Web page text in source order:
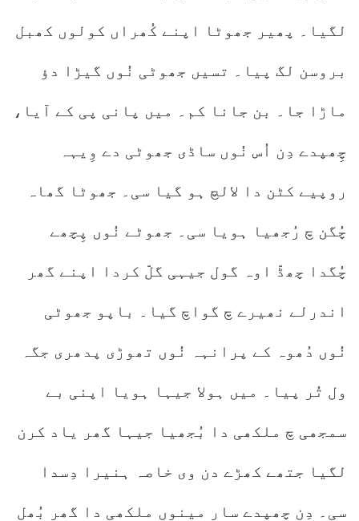
لگیا۔ پھیر جھوٹا اپنے کُھراں کولوں کھبل
بروسن لگ پیا۔ تسیں جھوٹی نُوں گیڑا دؤ
ماڑا جا۔ بن جانا کم۔ میں پانی پی کے آیا،
چِھپدے دِن اُس نُوں ساڈی جھوٹی دے وِیہہ
روپیے کٹن دا لالچ ہو گیا سی۔ جھوٹا گھاہ
چُگن چ رُجھیا ہویا سی۔ جھوٹے نُوں پِچھے
چُگدا چھڈّ اوہ گول جیہی گلّ کردا اپنے گھر
اندرلے نھیرے چ گواچ گیا۔ باپو جھوٹی
نُوں دُھوہ کے پرانہہ نُوں تھوڑی پدھری جگہ
ول تُر پیا۔ میں ہولا جیہا ہویا اپنی بے
سمجھی چ ملکھی دا بُجھیا جیہا گھر یاد کرن
لگیا جتھے کھڑے دن وی خاصہ ہنیرا دِسدا
سی۔ دِن چھپدے سار مینوں ملکھی دا گھر بُھل